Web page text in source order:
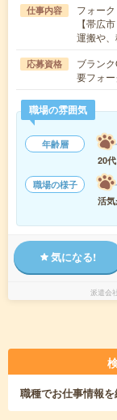
仕事内容
フォーク
【帯広
運搬や
応募資格
ブラン
要フォ
職場の雰囲気
年齢層
20代
職場の様子
活
気になる!
派遣会社
職種でお仕事情報